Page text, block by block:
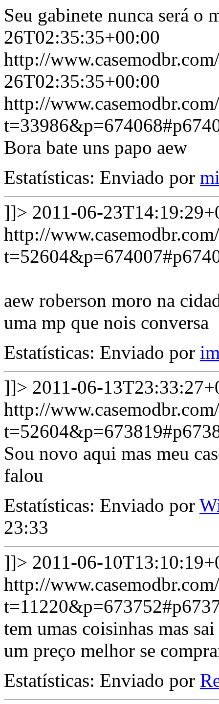
Seu gabinete nunca será o
26T02:35:35+00:00
http://
26T02:35:35+00:00
http://
Bora bate uns papo aew
Estatísticas: Enviado por
]]> 2011-06-
http://
aew roberson moro na
uma mp que nois conversa
Estatísticas: Enviado por
]]> 2011-06-
http://
Sou novo aqui mas meu
falou
Estatísticas: Enviado por
23:33
]]> 2011-06-
http://
tem umas coisinhas mas
um preço melhor se
Estatísticas: Enviado por